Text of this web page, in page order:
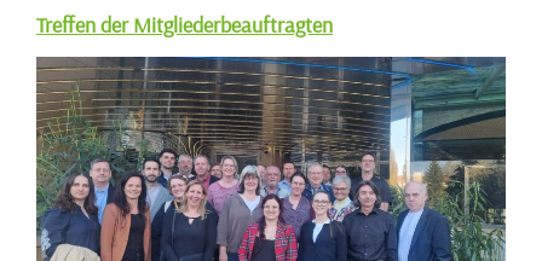
Treffen der Mitgliederbeauftragten